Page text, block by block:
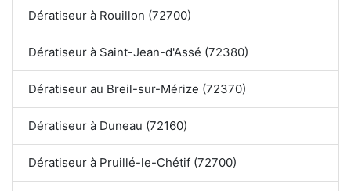
Dératiseur à Rouillon (72700)
Dératiseur à Saint-Jean-d'Assé (72380)
Dératiseur au Breil-sur-Mérize (72370)
Dératiseur à Duneau (72160)
Dératiseur à Pruillé-le-Chétif (72700)